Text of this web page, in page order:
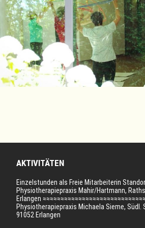
AKTIVITÄTEN
Einzelstunden als Freie Mitarbeiterin
Physiotherapiepraxis Mahir/Hartmann,
Erlangen
Physiotherapiepraxis Michaela Sieme, Südl.
91052 Erlangen